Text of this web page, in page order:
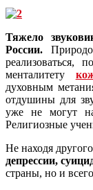
Тяжело
России.
реализоваться,
менталитету
духовным
отдушины для
уже не могут
Религиозные
Не находя
депрессии,
страны, но и